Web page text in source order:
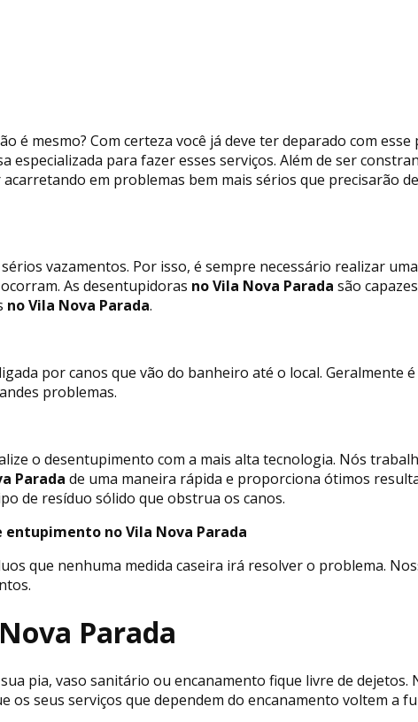
é mesmo? Com certeza você já deve ter deparado com
especializada para fazer esses serviços. Além de ser
em problemas bem mais sérios que precisarão
vazamentos. Por isso, é sempre necessário realizar
As desentupidoras no Vila Nova Parada são
no Vila Nova Parada.
por canos que vão do banheiro até o local. Geralmente
problemas.
o desentupimento com a mais alta tecnologia. Nós
Parada de uma maneira rápida e proporciona ótimos
de resíduo sólido que obstrua os canos.
no Vila Nova Parada
que nenhuma medida caseira irá resolver o problema.
Parada
pia, vaso sanitário ou encanamento fique livre de
seus serviços que dependem do encanamento voltem a